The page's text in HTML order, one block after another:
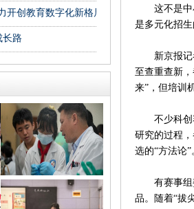
开创教育数字化新格局
长路
这不是中小
是多元化招
新京报记者
至查重查新
来”，但培训
不少科创赛
研究的过程
选的“方法论”
有赛事组委
品。随着“拔